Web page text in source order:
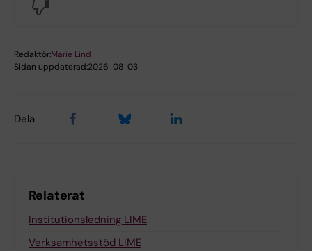
Redaktör:Marie Lind
Sidan uppdaterad:2026-08-03
Dela
Relaterat
Institutionsledning LIME
Verksamhetsstöd LIME